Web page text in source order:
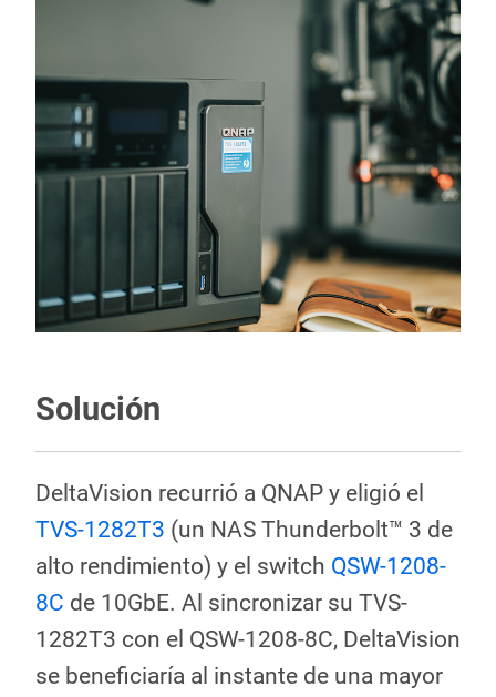
Solución
DeltaVision recurrió a QNAP y eligió el
TVS-1282T3 (un NAS Thunderbolt™ 3 de
alto rendimiento) y el switch QSW-1208-
8C de 10GbE. Al sincronizar su TVS-
1282T3 con el QSW-1208-8C, DeltaVision
se beneficiaría al instante de una mayor